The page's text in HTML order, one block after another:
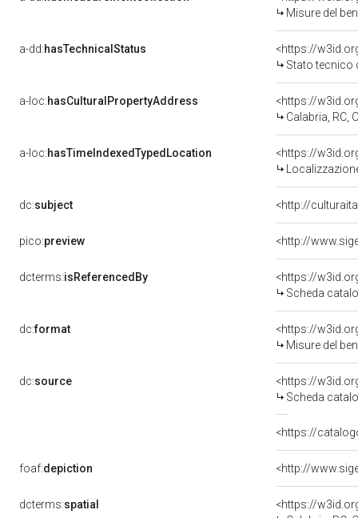
Misure del
a-dd:hasTechnicalStatus
<https://
Stato tecnico
a-loc:hasCulturalPropertyAddress
<https://
Calabria, RC,
a-loc:hasTimeIndexedTypedLocation
<https://
dc:subject <http://
pico:preview
dcterms:isReferencedBy
<https://
Scheda
dc:format
<https://
Misure del
dc:source
<https://
Scheda
<https://
foaf:depiction
dcterms:spatial
<https://